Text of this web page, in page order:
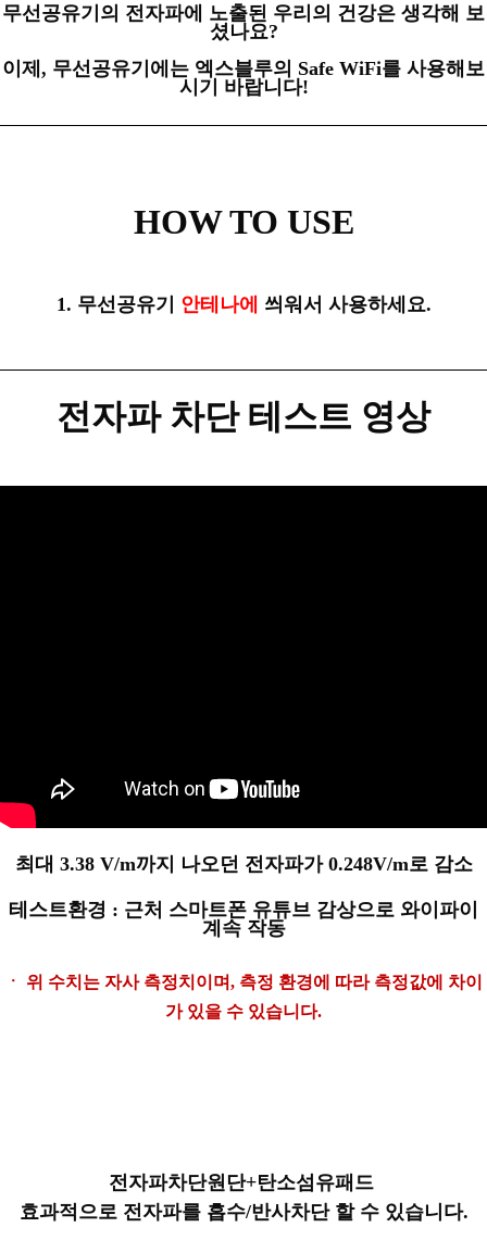
무선공유기의 전자파에 노출된 우리의 건강은 생각해 보
셨나요?
이제, 무선공유기에는 엑스블루의 Safe WiFi를 사용해보
시기 바랍니다!
HOW TO USE
1. 무선공유기 안테나에 씌워서 사용하세요.
전자파 차단 테스트 영상
최대 3.38 V/m까지 나오던 전자파가 0.248V/m로 감소
테스트환경 : 근처 스마트폰 유튜브 감상으로 와이파이
계속 작동
ㆍ 위 수치는 자사 측정치이며, 측정 환경에 따라 측정값에 차이
가 있을 수 있습니다.
전자파차단원단+탄소섬유패드
효과적으로 전자파를 흡수/반사차단 할 수 있습니다.